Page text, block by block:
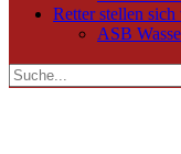
Retter stellen sich
ASB